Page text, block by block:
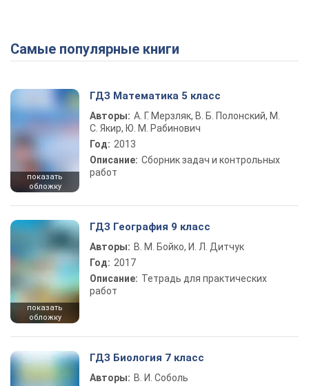
Самые популярные книги
показать
обложку
ГДЗ Математика 5 класс
Авторы: А. Г. Мерзляк, В. Б. Полонский, М.
С. Якир, Ю. М. Рабинович
Год: 2013
Описание: Сборник задач и контрольных
работ
показать
обложку
ГДЗ География 9 класс
Авторы: В. М. Бойко, И. Л. Дитчук
Год: 2017
Описание: Тетрадь для практических
работ
ГДЗ Биология 7 класс
Авторы: В. И. Соболь